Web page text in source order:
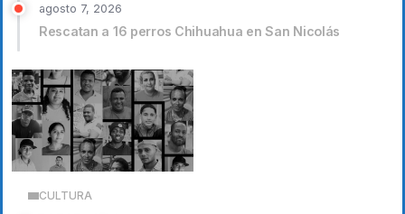
agosto 7, 2026
Rescatan a 16 perros Chihuahua en San Nicolás
CULTURA